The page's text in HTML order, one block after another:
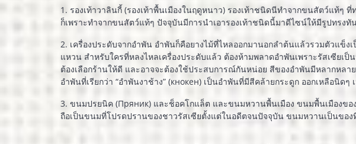
1. รองเท้าวาลินกี้ (รองเท้าพื้นเมืองในฤดูหนาว) รองเท้าชนิดนีทำจากขนสัตว์แท้ๆ
ก็เพราะทำจากขนสัตว์แท้ๆ ปัจจุบันมีการนำเอารองเท้าชนิดนี้มาดีไซน์ให้มีรูปทรง
2. เครื่องประดับจากอำพัน อำพันก็คือยางไม้ที่ไหลออกมานอกลำต้นแล้วรวมตัวแข็
แหวน สำหรับใครที่หลงไหลเครื่องประดับแล้ว ต้องห้ามพลาดอำพันเพราะรัสเซีย
ต้องเลือกร้านให้ดี และอาจจะต้องใช้ประสบการณ์กันหน่อย สีของอำพันมีหลากหล
อำพันที่เรียกว่า “อำพันงาช้าง” (кнокен) เป็นอำพันที่มีสีคล้ายกระดูก ออกเหลือนิด
3. ขนมปรยนิค (Пряник) และช็อคโกแล็ต และขนมหวานพื้นเมือง ขนมพื้นเมืองข
ถือเป็นขนมที่โปรดปรานของชาวรัสเซียตั้งแต่ในอดีตจนปัจจุบัน ขนมหวานเป็นขอ